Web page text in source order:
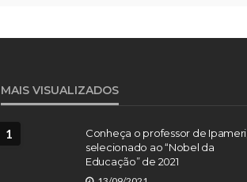
MAIS VISUALIZADOS
1
Conheça o professor de Ipameri,
selecionado ao “Nobel da
Educação” de 2021